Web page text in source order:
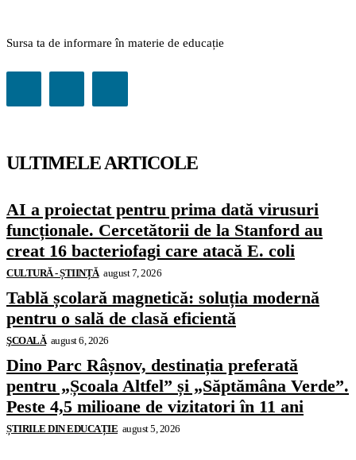
Sursa ta de informare în materie de educație
ULTIMELE ARTICOLE
AI a proiectat pentru prima dată virusuri
funcționale. Cercetătorii de la Stanford au
creat 16 bacteriofagi care atacă E. coli
CULTURĂ - ȘTIINȚĂ august 7, 2026
Tablă școlară magnetică: soluția modernă
pentru o sală de clasă eficientă
ŞCOALĂ august 6, 2026
Dino Parc Râșnov, destinația preferată
pentru „Școala Altfel” și „Săptămâna Verde”.
Peste 4,5 milioane de vizitatori în 11 ani
ȘTIRILE DIN EDUCAȚIE august 5, 2026